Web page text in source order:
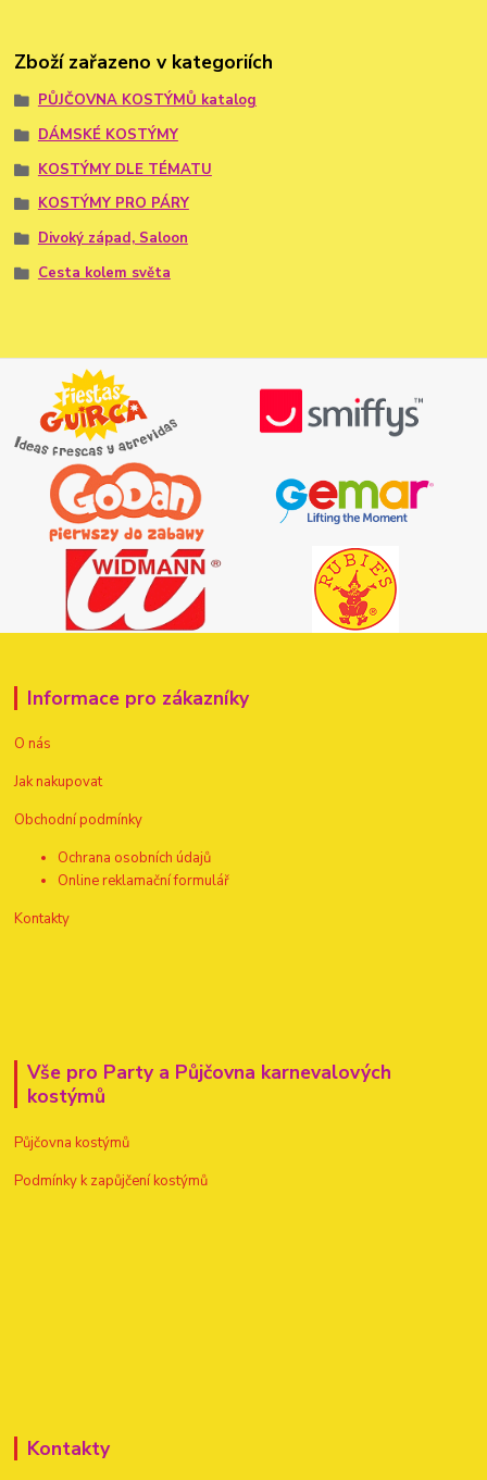
Zboží zařazeno v kategoriích
PŮJČOVNA KOSTÝMŮ katalog
DÁMSKÉ KOSTÝMY
KOSTÝMY DLE TÉMATU
KOSTÝMY PRO PÁRY
Divoký západ, Saloon
Cesta kolem světa
Informace pro zákazníky
O nás
Jak nakupovat
Obchodní podmínky
Ochrana osobních údajů
Online reklamační formulář
Kontakty
Vše pro Party a Půjčovna karnevalových
kostýmů
Půjčovna kostýmů
Podmínky k zapůjčení kostýmů
Kontakty